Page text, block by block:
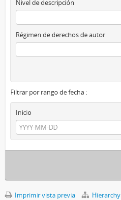
Nivel de descripción
Régimen de derechos de autor
Filtrar por rango de fecha :
Inicio
Imprimir vista previa Hierarchy